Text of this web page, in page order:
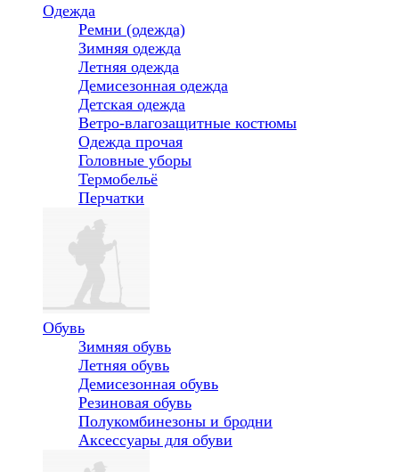
Одежда
Ремни (одежда)
Зимняя одежда
Летняя одежда
Демисезонная одежда
Детская одежда
Ветро-влагозащитные костюмы
Одежда прочая
Головные уборы
Термобельё
Перчатки
Обувь
Зимняя обувь
Летняя обувь
Демисезонная обувь
Резиновая обувь
Полукомбинезоны и бродни
Аксессуары для обуви